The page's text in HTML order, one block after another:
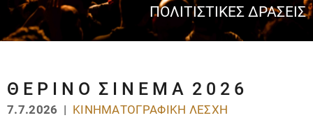
ΠΟΛΙΤΙΣΤΙΚΈΣ ΔΡΆΣΕΙΣ
Θ Ε Ρ Ι Ν Ο Σ Ι Ν Ε Μ Α 2 0 2 6
7.7.2026 | ΚΙΝΗΜΑΤΟΓΡΑΦΙΚΉ ΛΈΣΧΗ